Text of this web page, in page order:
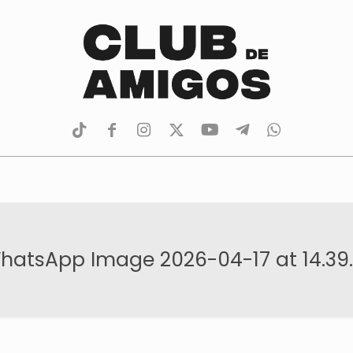
tiktokfacebookinstagram
TwitterYoutubeTelegramwhatsapp
Image 2026-04-17 at